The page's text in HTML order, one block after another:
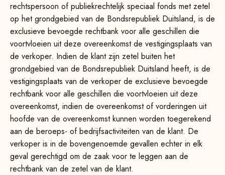
rechtspersoon of publiekrechtelijk speciaal fonds met zetel
op het grondgebied van de Bondsrepubliek Duitsland, is de
exclusieve bevoegde rechtbank voor alle geschillen die
voortvloeien uit deze overeenkomst de vestigingsplaats van
de verkoper. Indien de klant zijn zetel buiten het
grondgebied van de Bondsrepubliek Duitsland heeft, is de
vestigingsplaats van de verkoper de exclusieve bevoegde
rechtbank voor alle geschillen die voortvloeien uit deze
overeenkomst, indien de overeenkomst of vorderingen uit
hoofde van de overeenkomst kunnen worden toegerekend
aan de beroeps- of bedrijfsactiviteiten van de klant. De
verkoper is in de bovengenoemde gevallen echter in elk
geval gerechtigd om de zaak voor te leggen aan de
rechtbank van de zetel van de klant.